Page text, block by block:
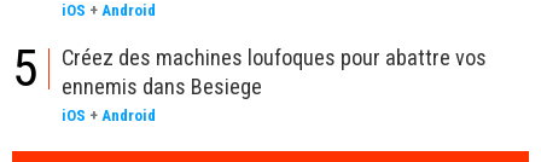
iOS + Android
5
Créez des machines loufoques pour abattre vos
ennemis dans Besiege
iOS + Android